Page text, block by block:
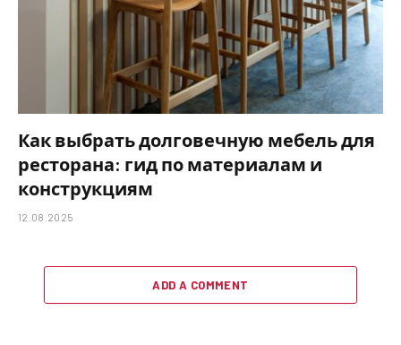
Как выбрать долговечную мебель для
ресторана: гид по материалам и
конструкциям
12.08.2025
ADD A COMMENT